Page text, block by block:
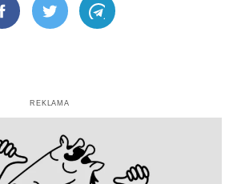
FacebookTwitter Telegram
REKLAMA